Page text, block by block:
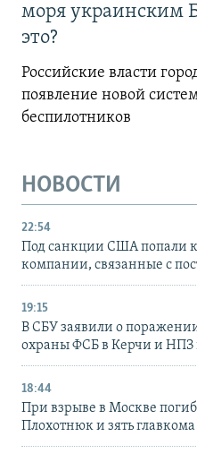
моря украинским
это?
Российские власти
появление новой
беспилотников
НОВОСТИ
22:54
Под санкции США попали
компании, связанные с
19:15
В СБУ заявили о
охраны ФСБ в Керчи и НПЗ
18:44
При взрыве в Москве
Плохотнюк и зять